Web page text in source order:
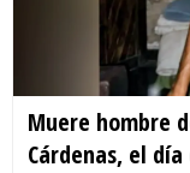
Muere hombre
Cárdenas, el